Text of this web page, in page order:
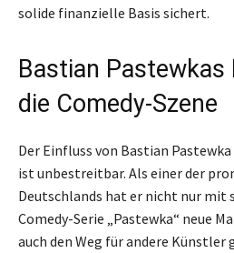
solide finanzielle Basis sichert.
Bastian
die Comedy-Szene
Der Einfluss von Bastian
ist unbestreitbar. Als einer der
Deutschlands hat er nicht nur mit
Comedy-Serie „Pastewka“ neue
auch den Weg für andere Künstler